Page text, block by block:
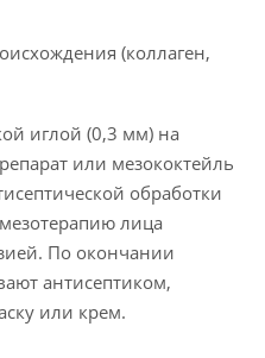
(коллаген,
иглой (0,3 мм) на
или мезококтейль
обработки
лица
По окончании
антисептиком,
или крем.